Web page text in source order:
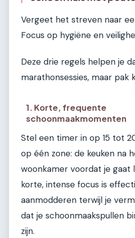
Vergeet het streven naar
Focus op hygiëne en
Deze drie regels helpen je
marathonsessies, maar pak
1. Korte, frequente
schoonmaakmomenten
Stel een timer in op 15 tot
op één zone: de keuken na
woonkamer voordat je gaat
korte, intense focus is
aanmodderen terwijl je
dat je schoonmaakspullen
zijn.